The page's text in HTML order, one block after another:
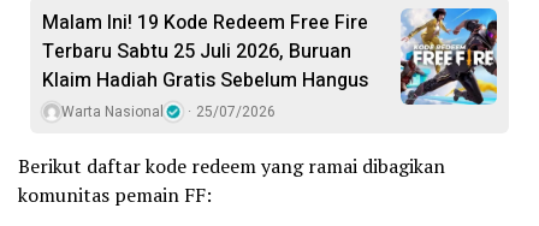
Malam Ini! 19 Kode Redeem Free Fire
Terbaru Sabtu 25 Juli 2026, Buruan
Klaim Hadiah Gratis Sebelum Hangus
Warta Nasional 25/07/2026
Berikut daftar kode redeem yang ramai dibagikan
komunitas pemain FF: